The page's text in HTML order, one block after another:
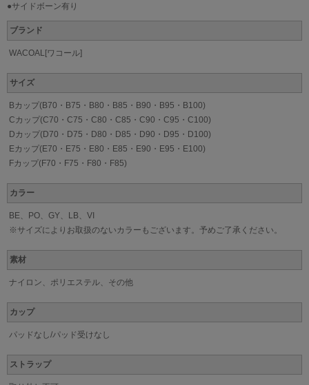
●サイドボーン有り
ブランド
WACOAL[ワコール]
サイズ
Bカップ(B70・B75・B80・B85・B90・B95・B100)
Cカップ(C70・C75・C80・C85・C90・C95・C100)
Dカップ(D70・D75・D80・D85・D90・D95・D100)
Eカップ(E70・E75・E80・E85・E90・E95・E100)
Fカップ(F70・F75・F80・F85)
カラー
BE、PO、GY、LB、VI
※サイズによりお取扱のないカラーもございます。予めご了承ください。
素材
ナイロン、ポリエステル、その他
カップ
パッドなし/パッド受けなし
ストラップ